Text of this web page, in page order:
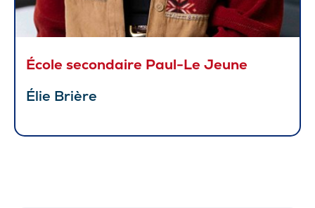
École secondaire Paul-Le Jeune
Élie Brière